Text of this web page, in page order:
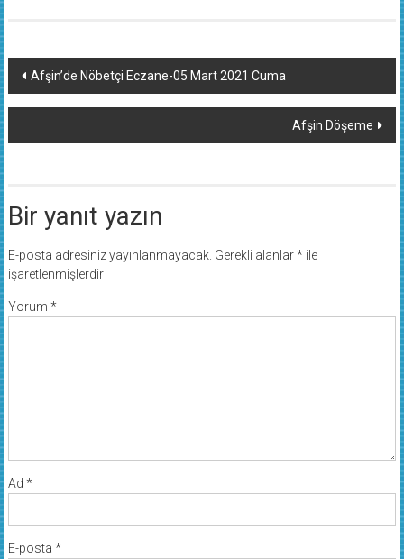
Yazı
dolaşımı
Afşin’de Nöbetçi Eczane-05 Mart 2021 Cuma
Afşin Döşeme
Bir yanıt yazın
E-posta adresiniz yayınlanmayacak. Gerekli alanlar
ile
işaretlenmişlerdir
Yorum*
Ad*